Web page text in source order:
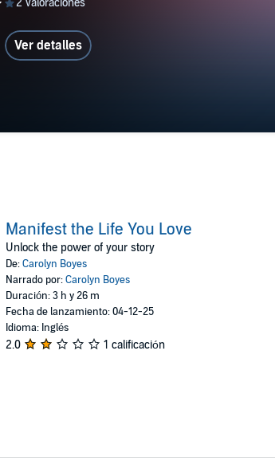
Ver detalles
Manifest the Life You Love
Unlock the power of your story
De:Carolyn Boyes
Narrado por:Carolyn Boyes
Duración: 3 h y 26 m
Fecha de lanzamiento: 04-12-25
Idioma: Inglés
2.0 1 calificación